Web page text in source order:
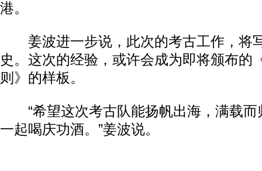
港。
姜波进一步说，此次的考古工作，将
史。这次的经验，或许会成为即将颁布的
则》的样板。
“希望这次考古队能扬帆出海，满载而
一起喝庆功酒。”姜波说。